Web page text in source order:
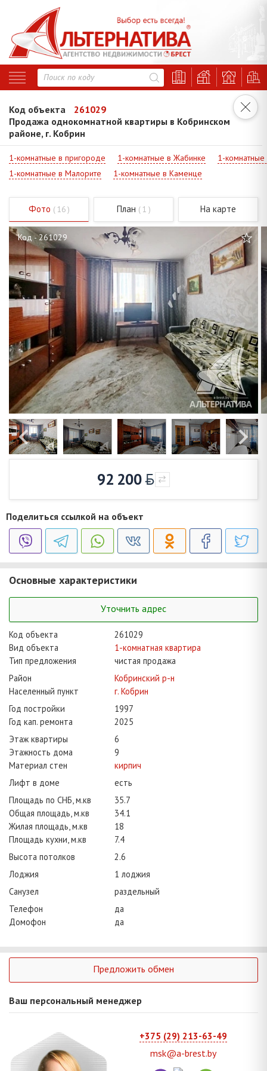
Код объекта
261029
Продажа однокомнатной квартиры в Кобринском
районе, г. Кобрин
1-комнатные в пригороде 1-комнатные в Жабинке
1-
1-комнатные в Малорите
1-комнатные в Каменце
Фото ( 16 ) План ( 1 ) На карте
Код - 261029
92 200
Поделиться ссылкой на объект
Основные характеристики
Уточнить адрес
Код объекта
261029
Вид объекта
1-комнатная квартира
Тип предложения
чистая продажа
Район
Кобринский р-н
Населенный пункт
г. Кобрин
Год постройки
1997
Год кап. ремонта
2025
Этаж квартиры
6
Этажность дома
9
Материал стен
кирпич
Лифт в доме
есть
Площадь по СНБ, м.кв
35.7
Общая площадь, м.кв
34.1
Жилая площадь, м.кв
18
Площадь кухни, м.кв
7.4
Высота потолков
2.6
Лоджия
1 лоджия
Санузел
раздельный
Телефон
да
Домофон
да
Предложить обмен
Ваш персональный менеджер
+375 (29) 213-63-49
msk@a-brest.by